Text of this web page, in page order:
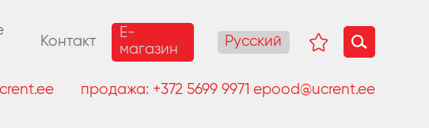
Контакт
E-
магазин
Русский
продажа: +372 5699 9971 epood@ucrent.ee